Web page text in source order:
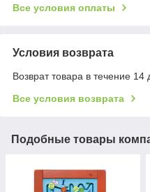
Все условия оплаты
Условия возврата
Возврат товара в течение 14
Все условия возврата
Подобные товары